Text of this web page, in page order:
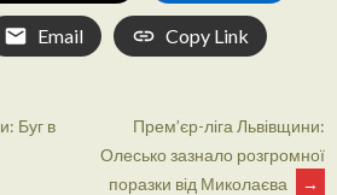
Email Copy Link
Буг в
Прем’єр-ліга Львівщини:
Олесько зазнало розгромної
поразки від Миколаєва
→